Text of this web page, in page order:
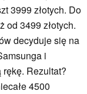
3999 złotych. Do
od 3499 złotych.
decyduje się na
i
Rezultat?
4500